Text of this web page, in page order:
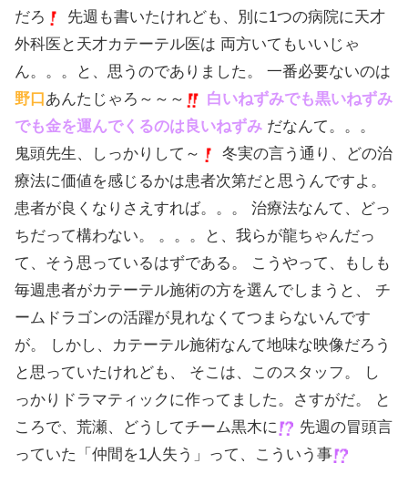
だろ
先週も書いたけれども、別に1つの病院に天才
外科医と天才カテーテル医は 両方いてもいいじゃ
ん。。。と、思うのでありました。 一番必要ないのは
野口あんたじゃろ～～～
白いねずみでも黒いねずみ
でも金を運んでくるのは良いねずみ だなんて。。。
鬼頭先生、しっかりして～
冬実の言う通り、どの治
療法に価値を感じるかは患者次第だと思うんですよ。
患者が良くなりさえすれば。。。 治療法なんて、どっ
ちだって構わない。 。。。と、我らが龍ちゃんだっ
て、そう思っているはずである。 こうやって、もしも
毎週患者がカテーテル施術の方を選んでしまうと、 チ
ームドラゴンの活躍が見れなくてつまらないんです
が。 しかし、カテーテル施術なんて地味な映像だろう
と思っていたけれども、 そこは、このスタッフ。 し
っかりドラマティックに作ってました。さすがだ。 と
ころで、荒瀬、どうしてチーム黒木に
先週の冒頭言
っていた「仲間を1人失う」って、こういう事